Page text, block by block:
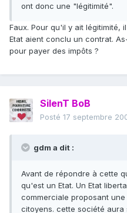
ont donc une "légitimité".
Faux. Pour qu'il y ait légitimité,
Etat aient conclu un contrat.
pour payer des impôts ?
SilenT BoB
Posté 17 septembre
gdm a dit :
Avant de répondre à cette
qu'est un Etat. Un Etat
commerciale proposant
citoyens. cette société aura